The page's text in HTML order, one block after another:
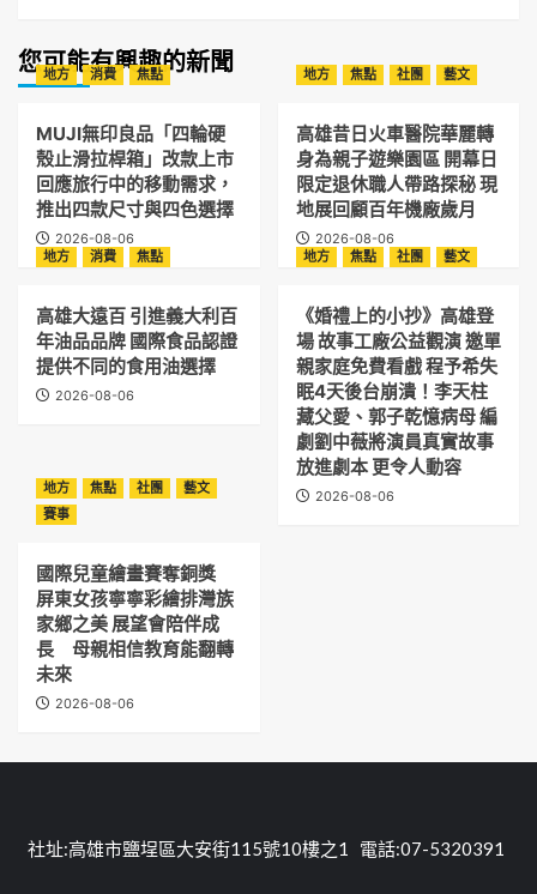
您可能有興趣的新聞
地方 消費 焦點
MUJI無印良品「四輪硬
殼止滑拉桿箱」改款上市
回應旅行中的移動需求，
推出四款尺寸與四色選擇
2026-08-06
地方 焦點 社團 藝文
高雄昔日火車醫院華麗轉
身為親子遊樂園區 開幕日
限定退休職人帶路探秘 現
地展回顧百年機廠歲月
2026-08-06
地方
消費 焦點
高雄大遠百 引進義大利百
年油品品牌 國際食品認證
提供不同的食用油選擇
2026-08-06
地方 焦點 社團 藝文
《婚禮上的小抄》高雄登
場 故事工廠公益觀演 邀單
親家庭免費看戲 程予希失
眠4天後台崩潰！李天柱
藏父愛、郭子乾憶病母 編
劇劉中薇將演員真實故事
放進劇本 更令人動容
2026-08-06
地方 焦點 社團
藝文
賽事
國際兒童繪畫賽奪銅獎
屏東女孩寧寧彩繪排灣族
家鄉之美 展望會陪伴成
長 母親相信教育能翻轉
未來
2026-08-06
社址:高雄市鹽埕區大安街115號10樓之1 電話:07-5320391